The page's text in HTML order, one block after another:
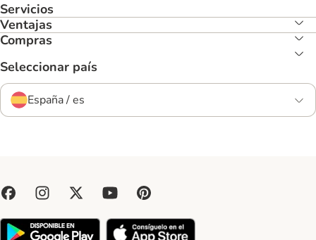
Servicios
Ventajas
Compras
Seleccionar país
España / es